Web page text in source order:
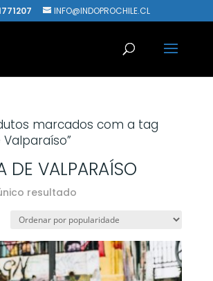
INFO@INDOPROCHILE.CL
marcados com a tag
Valparaíso”
DE VALPARAÍSO
resultado